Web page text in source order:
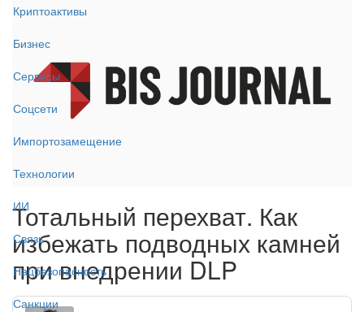
Криптоактивы
Бизнес
Сервисы
Соцсети
Импортозамещение
Технологии
ИИ
Связь
Нацбезопасность
Санкции
Тотальный перехват. Как
избежать подводных камней
при внедрении DLP